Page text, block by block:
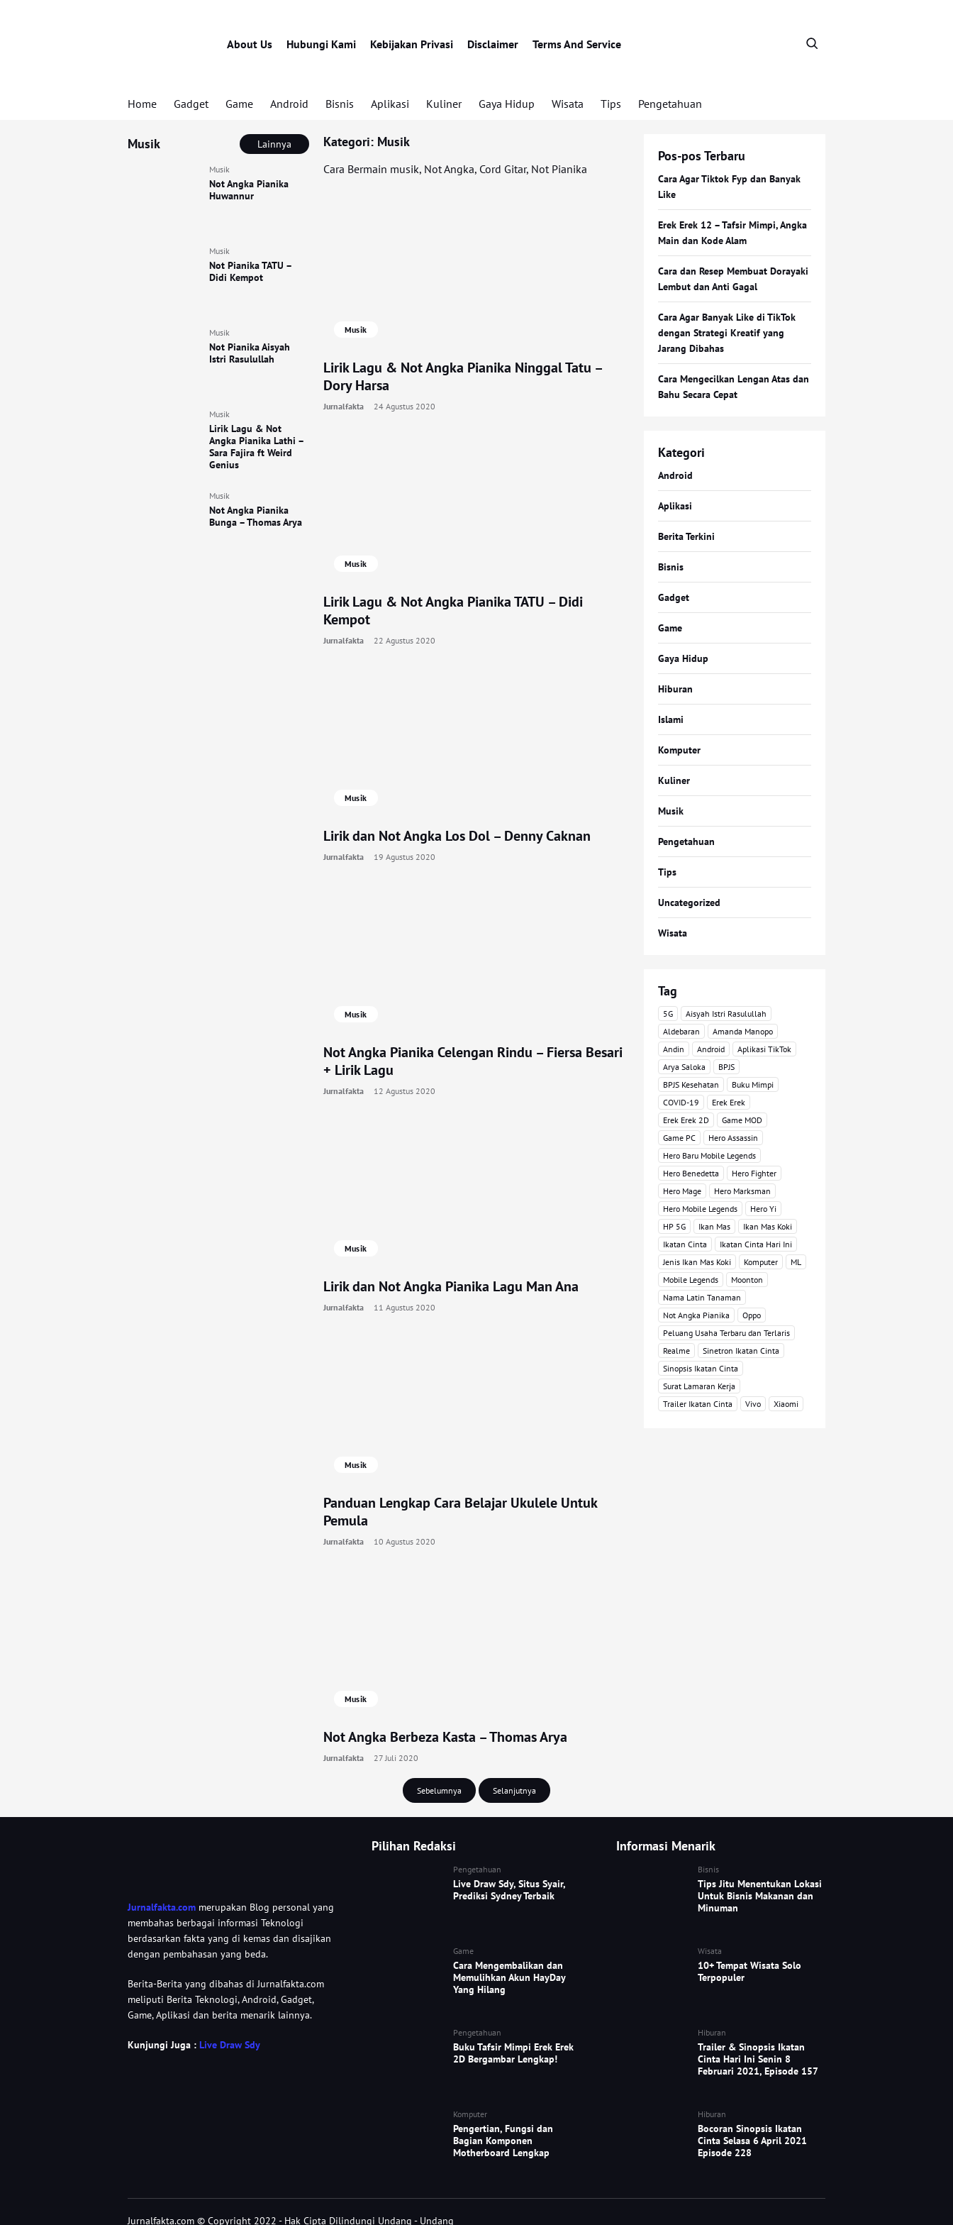
About Us Hubungi Kami Kebijakan Privasi Disclaimer Terms And Service
Home Gadget Game Android Bisnis Aplikasi Kuliner Gaya Hidup Wisata Tips Pengetahuan
Musik Lainnya
Musik
Not Angka Pianika
Huwannur
Musik
Not Pianika TATU –
Didi Kempot
Musik
Not Pianika Aisyah
Istri Rasulullah
Musik
Lirik Lagu & Not
Angka Pianika Lathi –
Sara Fajira ft Weird
Genius
Musik
Not Angka Pianika
Bunga – Thomas Arya
Kategori: Musik
Cara Bermain musik, Not Angka, Cord Gitar, Not Pianika
Musik
Lirik Lagu & Not Angka Pianika Ninggal Tatu –
Dory Harsa
Jurnalfakta 24 Agustus 2020
Musik
Lirik Lagu & Not Angka Pianika TATU – Didi
Kempot
Jurnalfakta 22 Agustus 2020
Musik
Lirik dan Not Angka Los Dol – Denny Caknan
Jurnalfakta 19 Agustus 2020
Musik
Not Angka Pianika Celengan Rindu – Fiersa Besari
+ Lirik Lagu
Jurnalfakta 12 Agustus 2020
Musik
Lirik dan Not Angka Pianika Lagu Man Ana
Jurnalfakta 11 Agustus 2020
Musik
Panduan Lengkap Cara Belajar Ukulele Untuk
Pemula
Jurnalfakta 10 Agustus 2020
Musik
Not Angka Berbeza Kasta – Thomas Arya
Jurnalfakta 27 Juli 2020
Sebelumnya Selanjutnya
Pos-pos Terbaru
Cara Agar Tiktok Fyp dan Banyak
Like
Erek Erek 12 – Tafsir Mimpi, Angka
Main dan Kode Alam
Cara dan Resep Membuat Dorayaki
Lembut dan Anti Gagal
Cara Agar Banyak Like di TikTok
dengan Strategi Kreatif yang
Jarang Dibahas
Cara Mengecilkan Lengan Atas dan
Bahu Secara Cepat
Kategori
Android
Aplikasi
Berita Terkini
Bisnis
Gadget
Game
Gaya Hidup
Hiburan
Islami
Komputer
Kuliner
Musik
Pengetahuan
Tips
Uncategorized
Wisata
Tag
5G
Aisyah Istri Rasulullah
Aldebaran
Amanda Manopo
Andin
Android
Aplikasi TikTok
Arya Saloka
BPJS
BPJS Kesehatan
Buku Mimpi
COVID-19
Erek Erek
Erek Erek 2D
Game MOD
Game PC
Hero Assassin
Hero Baru Mobile Legends
Hero Benedetta
Hero Fighter
Hero Mage
Hero Marksman
Hero Mobile Legends
Hero Yi
HP 5G
Ikan Mas
Ikan Mas Koki
Ikatan Cinta
Ikatan Cinta Hari Ini
Jenis Ikan Mas Koki
Komputer
ML
Mobile Legends
Moonton
Nama Latin Tanaman
Not Angka Pianika
Oppo
Peluang Usaha Terbaru dan Terlaris
Realme
Sinetron Ikatan Cinta
Sinopsis Ikatan Cinta
Surat Lamaran Kerja
Trailer Ikatan Cinta
Vivo Xiaomi
Jurnalfakta.com merupakan Blog personal yang
membahas berbagai informasi Teknologi
berdasarkan fakta yang di kemas dan disajikan
dengan pembahasan yang beda.
Berita-Berita yang dibahas di Jurnalfakta.com
meliputi Berita Teknologi, Android, Gadget,
Game, Aplikasi dan berita menarik lainnya.
Kunjungi Juga : Live Draw Sdy
Pilihan Redaksi
Pengetahuan
Live Draw Sdy, Situs Syair,
Prediksi Sydney Terbaik
Game
Cara Mengembalikan dan
Memulihkan Akun HayDay
Yang Hilang
Pengetahuan
Buku Tafsir Mimpi Erek Erek
2D Bergambar Lengkap!
Komputer
Pengertian, Fungsi dan
Bagian Komponen
Motherboard Lengkap
Informasi Menarik
Bisnis
Tips Jitu Menentukan Lokasi
Untuk Bisnis Makanan dan
Minuman
Wisata
10+ Tempat Wisata Solo
Terpopuler
Hiburan
Trailer & Sinopsis Ikatan
Cinta Hari Ini Senin 8
Februari 2021, Episode 157
Hiburan
Bocoran Sinopsis Ikatan
Cinta Selasa 6 April 2021
Episode 228
Jurnalfakta.com © Copyright 2022 - Hak Cipta Dilindungi Undang - Undang